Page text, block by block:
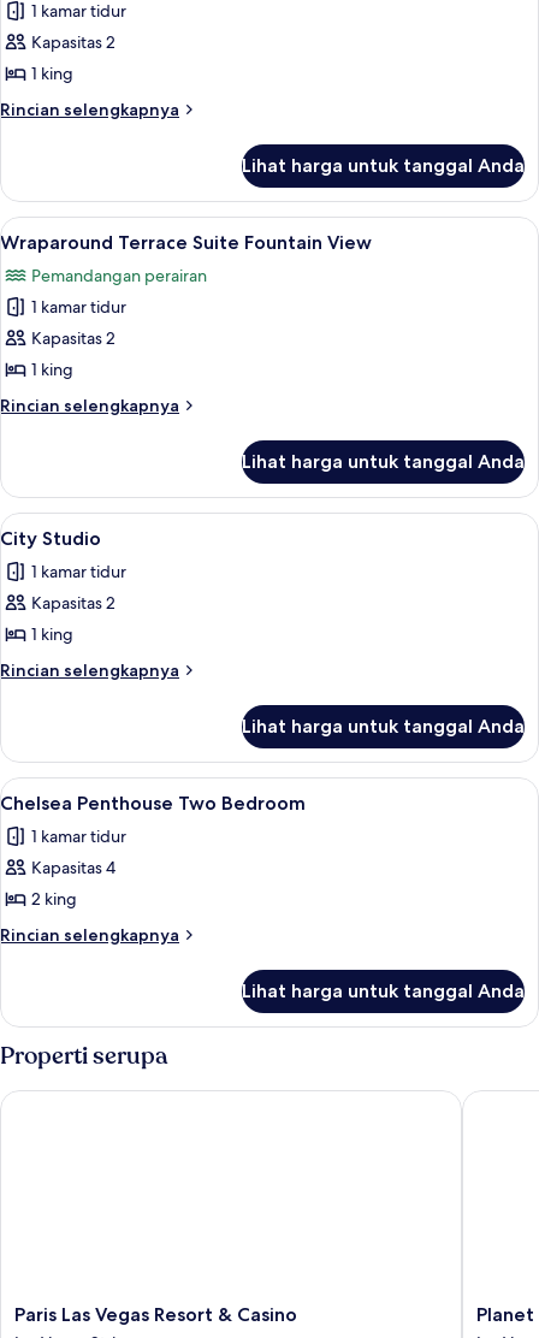
foto
untuk
Terrace
One
Accessible
1 kamar tidur
Kapasitas 2
1 king
Rincian selengkapnya
Rincian
Terrace
One
Bedroom
Suite
Accessible
Lihat harga untuk tanggal Anda
Lihat
semua
foto
untuk
Wraparound
Terrace
Suite
Fountain
Wraparound Terrace Suite Fountain
5
Wraparound Terrace Suite Fountain View
Pemandangan perairan
1 kamar tidur
Kapasitas 2
1 king
Rincian selengkapnya
Rincian
Wraparound
Terrace
Suite
Fountain
View
Lihat harga untuk tanggal Anda
Lihat
semua
foto
untuk
City
Studio
City Studio | Seprai katun Mesir,
4
City Studio
1 kamar tidur
Kapasitas 2
1 king
Rincian selengkapnya
Rincian
City
Studio
Lihat harga untuk tanggal Anda
Lihat
semua
foto
untuk
Chelsea
Penthouse
Seprai katun Mesir, seprai premium,
5
Chelsea Penthouse Two Bedroom
1 kamar tidur
Kapasitas 4
2 king
Rincian selengkapnya
Rincian
Chelsea
Two
Lihat harga untuk tanggal Anda
Properti serupa
Paris
Las
Paris Las Vegas Resort & Casino
Paris Las Vegas Resort & Casino
Planet
Planet